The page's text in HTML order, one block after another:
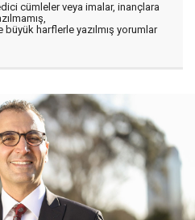
cümleler veya imalar, inançlara
büyük harflerle yazılmış yorumlar